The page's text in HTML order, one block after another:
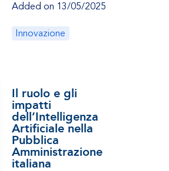
Added on 13/05/2025
Innovazione
Il ruolo e gli
impatti
dell’Intelligenza
Artificiale nella
Pubblica
Amministrazione
italiana